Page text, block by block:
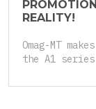
REALITY!
Omag-MT
the A1